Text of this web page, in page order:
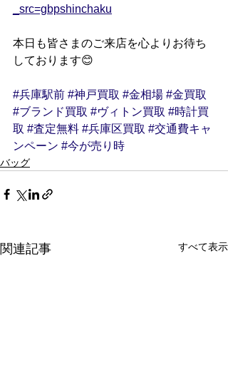
_src=gbpshinchaku
本日も皆さまのご来店を心よりお待ち
しております😊
#兵庫駅前 #神戸買取 #金相場 #金買取
#ブランド買取 #ヴィトン買取 #時計買
取 #査定無料 #兵庫区買取 #交通費キャ
ンペーン #今が売り時
バッグ
関連記事 すべて表示